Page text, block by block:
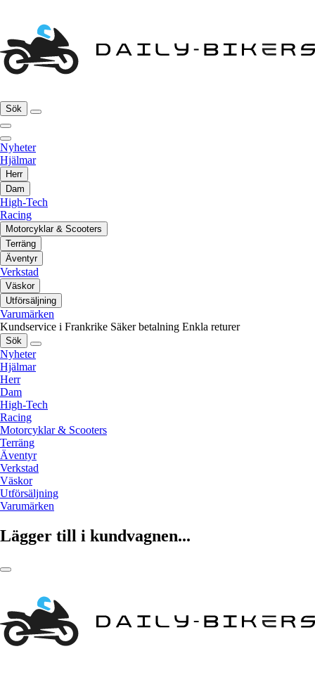
Sök
Nyheter
Hjälmar
Herr
Dam
High-Tech
Racing
Motorcyklar & Scooters
Terräng
Äventyr
Verkstad
Väskor
Utförsäljning
Varumärken
Kundservice i Frankrike Säker betalning Enkla returer
Sök
Nyheter
Hjälmar
Herr
Dam
High-Tech
Racing
Motorcyklar & Scooters
Terräng
Äventyr
Verkstad
Väskor
Utförsäljning
Varumärken
Lägger till i kundvagnen...